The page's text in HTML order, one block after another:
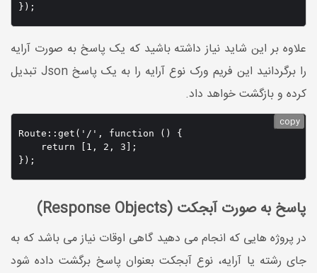
});
علاوه بر این شاید نیاز داشته باشید که یک پاسخ به صورت آرایه
را برگردانید این فریم ورک نوع آرایه را به یک پاسخ Json تبدیل
کرده و بازگشت خواهد داد.
Route::get('/', function () {
    return [1, 2, 3];
});
copy
پاسخ به صورت آبجکت (Response Objects)
در پروژه هایی که انجام می دهید گاهی اوقات نیاز می باشد که به
جای رشته یا آرایه، نوع آبجکت بعنوان پاسخ برگشت داده شود